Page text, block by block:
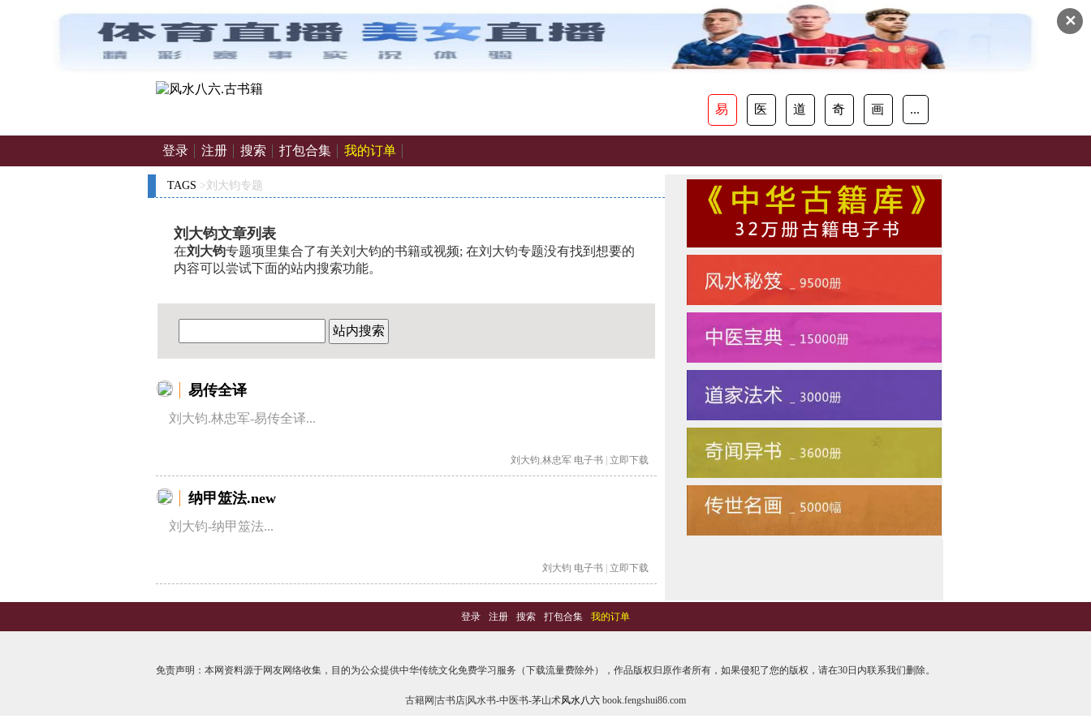
✕
易 医 道 奇 画 ...
登录 注册 搜索 打包合集 我的订单
TAGS >刘大钧专题
刘大钧文章列表
在刘大钧专题项里集合了有关刘大钧的书籍或视频; 在刘大钧专题没有找到想要的
内容可以尝试下面的站内搜索功能。
站内搜索
易传全译
刘大钧.林忠军-易传全译...
刘大钧 林忠军 电子书 | 立即下载
纳甲筮法.new
刘大钧-纳甲筮法...
刘大钧 电子书 | 立即下载
登录 - 注册 - 搜索 - 打包合集 - 我的订单
免责声明：本网资料源于网友网络收集，目的为公众提供中华传统文化免费学习服务（下载流量费除外），作品版权归原作者所有，如果侵犯了您的版权，请在30日内联系我们删除。
古籍网|古书店|风水书-中医书-茅山术风水八六 book.fengshui86.com